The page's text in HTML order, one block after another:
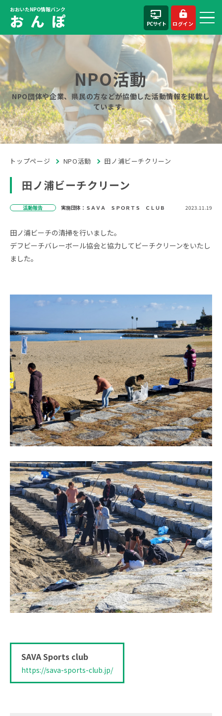
おおいたNPO情報バンク
お ん ぽ PCサイト ログイン
NPO活動
NPO団体や企業、県民の方などが協働した活動情報を掲載し
ています。
トップページ NPO活動 田ノ浦ビーチクリーン
田ノ浦ビーチクリーン
活動報告 実施団体：ＳＡＶＡ ＳＰＯＲＴＳ ＣＬＵＢ 2023.11.19
田ノ浦ビーチの清掃を行いました。
デフビーチバレーボール協会と協力してビーチクリーンをいたし
ました。
SAVA Sports club
https://sava-sports-club.jp/